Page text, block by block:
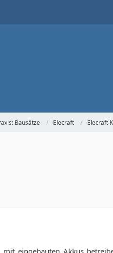
Bausätze Elecraft Elecraft
eingebauten Akkus